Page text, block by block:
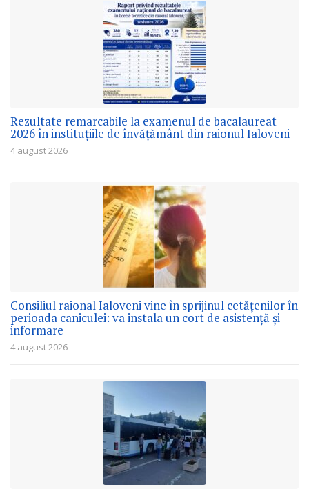
Rezultate remarcabile la examenul de bacalaureat
2026 în instituțiile de învățământ din raionul Ialoveni
4 august 2026
Consiliul raional Ialoveni vine în sprijinul cetățenilor în
perioada caniculei: va instala un cort de asistență și
informare
4 august 2026